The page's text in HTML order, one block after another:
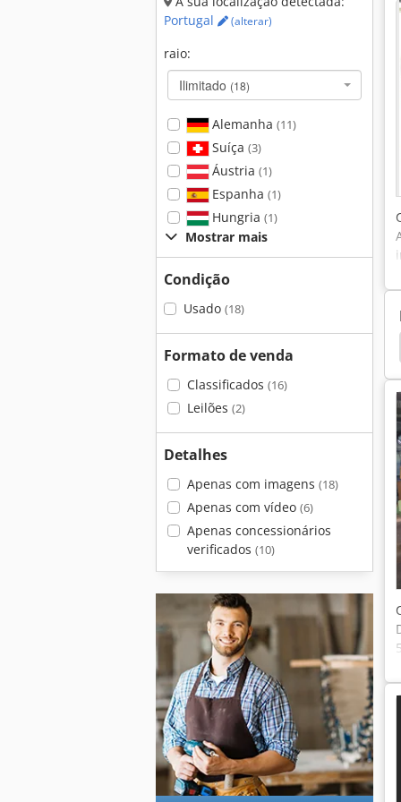
Portugal
(alterar)
raio:
Ilimitado (18)
Alemanha (11)
Suíça (3)
Áustria (1)
Espanha (1)
Hungria (1)
Mostrar mais
Condição
Usado (18)
Formato de venda
Classificados (16)
Leilões (2)
Detalhes
Apenas com imagens (18)
Apenas com vídeo (6)
Apenas concessionários
verificados (10)
Superfície Blohm